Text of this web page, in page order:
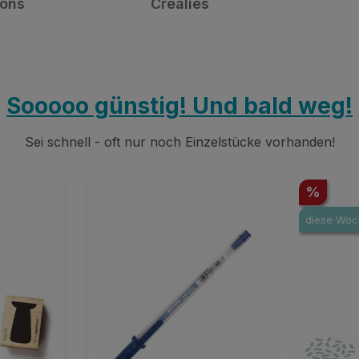
Diverse
Sooooo günstig! Und bald weg!
Sei schnell - oft nur noch Einzelstücke vorhanden!
Rabatt
%
diese